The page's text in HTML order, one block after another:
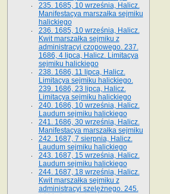
235. 1685, 10 września, Halicz.
Manifestacya marszałka sejmiku
halickiego
236. 1685, 10 września, Halicz.
Kwit marszałka sejmiku z
administracyi czopowego. 237.
1686, 4 lipca, Halicz. Limitacya
sejmiku halickiego
238. 1686, 11 lipca, Halicz.
Limitacya sejmiku halickiego.
239. 1686, 23 lipca, Halicz.
Limitacya sejmiku halickiego
240. 1686, 10 września, Halicz.
Laudum sejmiku halickiego
241. 1686, 30 września, Halicz.
Manifestacya marszałka sejmiku
242. 1687, 7 sierpnia, Halicz.
Laudum sejmiku halickiego
243. 1687, 15 września, Halicz.
Laudum sejmiku halickiego
244. 1687, 18 września, Halicz.
Kwit marszałka sejmiku z
administracyi szelężnego. 245.